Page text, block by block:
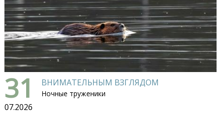
31
07.2026
ВНИМАТЕЛЬНЫМ ВЗГЛЯДОМ
Ночные труженики